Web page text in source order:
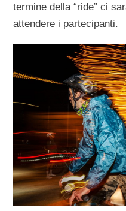
termine della “ride” ci
attendere i partecipanti.